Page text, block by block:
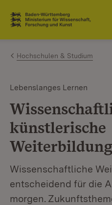
Zum Inhalt springen
Link zur Startseite
Hochschulen & Studium
Lebenslanges Lernen
künstlerische
Weiterbildung
Wissenschaftliche
entscheidend für die
morgen.